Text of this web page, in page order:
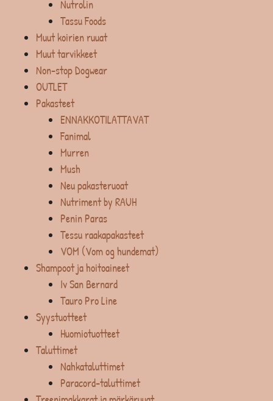
Nutrolin
Tassu Foods
Muut koirien ruuat
Muut tarvikkeet
Non-stop Dogwear
OUTLET
Pakasteet
ENNAKKOTILATTAVAT
Fanimal
Murren
Mush
Neu pakasteruoat
Nutriment by RAUH
Penin Paras
Tessu raakapakasteet
VOM (Vom og hundemat)
Shampoot ja hoitoaineet
Iv San Bernard
Tauro Pro Line
Syystuotteet
Huomiotuotteet
Taluttimet
Nahkataluttimet
Paracord-taluttimet